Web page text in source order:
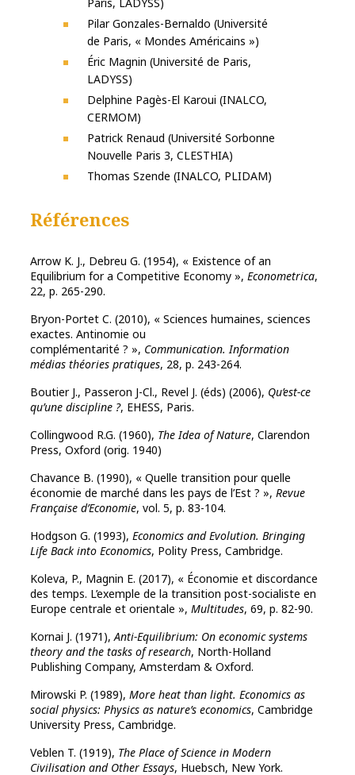
Pilar Gonzales-Bernaldo (Université
de Paris, « Mondes Américains »)
Éric Magnin (Université de Paris,
LADYSS)
Delphine Pagès-El Karoui (INALCO,
CERMOM)
Patrick Renaud (Université Sorbonne
Nouvelle Paris 3, CLESTHIA)
Thomas Szende (INALCO, PLIDAM)
Références
Arrow K. J., Debreu G. (1954), « Existence of an
Equilibrium for a Competitive Economy », Econometrica,
22, p. 265-290.
Bryon-Portet C. (2010), « Sciences humaines, sciences
exactes. Antinomie ou
complémentarité ? », Communication. Information
médias théories pratiques, 28, p. 243-264.
Boutier J., Passeron J-Cl., Revel J. (éds) (2006), Qu’est-ce
qu’une discipline ?, EHESS, Paris.
Collingwood R.G. (1960), The Idea of Nature, Clarendon
Press, Oxford (orig. 1940)
Chavance B. (1990), « Quelle transition pour quelle
économie de marché dans les pays de l’Est ? », Revue
Française d’Economie, vol. 5, p. 83-104.
Hodgson G. (1993), Economics and Evolution. Bringing
Life Back into Economics, Polity Press, Cambridge.
Koleva, P., Magnin E. (2017), « Économie et discordance
des temps. L’exemple de la transition post-socialiste en
Europe centrale et orientale », Multitudes, 69, p. 82-90.
Kornai J. (1971),Anti-Equilibrium: On economic systems
theory and the tasks of research, North-Holland
Publishing Company, Amsterdam & Oxford.
Mirowski P. (1989), More heat than light. Economics as
social physics: Physics as nature’s economics, Cambridge
University Press, Cambridge.
Veblen T. (1919), The Place of Science in Modern
Civilisation and Other Essays, Huebsch, New York.